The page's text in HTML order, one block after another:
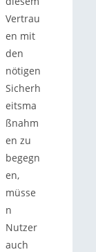
Vertrau
en mit
den
nötigen
Sicherh
eitsma
ßnahm
en zu
begegn
en,
müsse
n
Nutzer
auch